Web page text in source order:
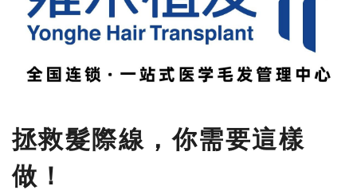
拯救髮際線，你需要這樣
做！